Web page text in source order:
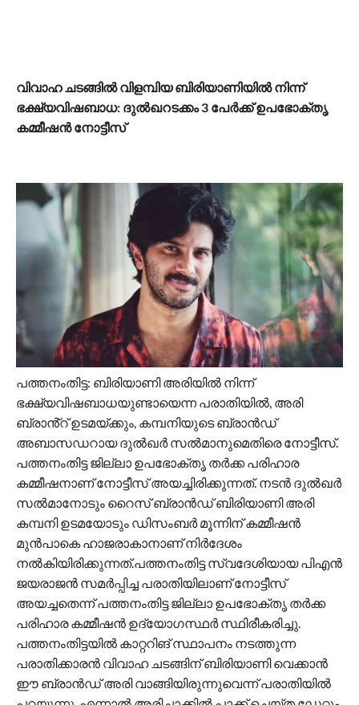
വിവാഹ ചടങ്ങിൽ വിളമ്പിയ ബിരിയാണിയിൽ നിന്ന്
ഭക്ഷ്യവിഷബാധ: ദുൽഖറടക്കം 3 പേർക്ക് ഉപഭോക്തൃ
കമ്മീഷൻ നോട്ടീസ്
പത്തനംതിട്ട: ബിരിയാണി അരിയിൽ നിന്ന്
ഭക്ഷ്യവിഷബാധയുണ്ടായെന്ന പരാതിയിൽ, അരി
ബ്രാൻ്റ് ഉടമയ്ക്കും, കമ്പനിയുടെ ബ്രാൻഡ്
അബാസഡറായ ദുൽഖർ സൽമാനുമെതിരെ നോട്ടീസ്.
പത്തനംതിട്ട ജില്ലാ ഉപഭോക്തൃ തർക്ക പരിഹാര
കമ്മീഷനാണ് നോട്ടീസ് അയച്ചിരിക്കുന്നത്. നടൻ ദുൽഖർ
സൽമാനോടും റൈസ് ബ്രാൻഡ് ബിരിയാണി അരി
കമ്പനി ഉടമയോടും ഡിസംബർ മൂന്നിന് കമ്മീഷൻ
മുൻപാകെ ഹാജരാകാനാണ് നിർദേശം
നൽകിയിരിക്കുന്നത്.പത്തനംതിട്ട സ്വദേശിയായ പിഎൻ
ജയരാജൻ സമർപ്പിച്ച പരാതിയിലാണ് നോട്ടീസ്
അയച്ചതെന്ന് പത്തനംതിട്ട ജില്ലാ ഉപഭോക്തൃ തർക്ക
പരിഹാര കമ്മീഷൻ ഉദ്യോഗസ്ഥർ സ്ഥിരീകരിച്ചു.
പത്തനംതിട്ടയിൽ കാറ്ററിങ് സ്ഥാപനം നടത്തുന്ന
പരാതിക്കാരൻ വിവാഹ ചടങ്ങിന് ബിരിയാണി വെക്കാൻ
ഈ ബ്രാൻഡ് അരി വാങ്ങിയിരുന്നുവെന്ന് പരാതിയിൽ